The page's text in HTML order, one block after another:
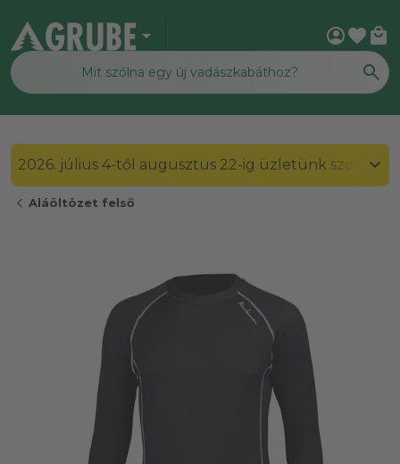
arrow_drop_down account_circlefavorite local_mall
2026. július 4-től augusztus 22-ig üzletünk
chevron_left Aláöltözet felső